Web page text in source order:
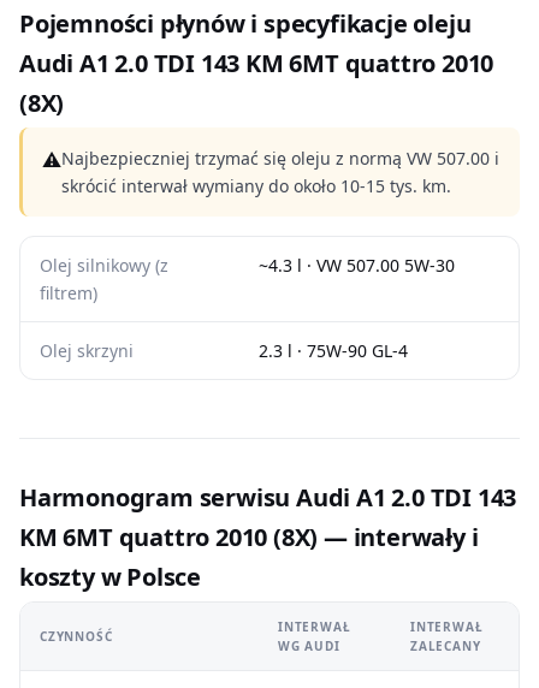
Pojemności płynów i specyfikacje oleju
Audi A1 2.0 TDI 143 KM 6MT quattro 2010
(8X)
⚠Najbezpieczniej trzymać się oleju z normą VW 507.00 i
skrócić interwał wymiany do około 10-15 tys. km.
Olej silnikowy (z
filtrem)
~4.3 l · VW 507.00 5W-30
Olej skrzyni 2.3 l · 75W-90 GL-4
Harmonogram serwisu Audi A1 2.0 TDI 143
KM 6MT quattro 2010 (8X) — interwały i
koszty w Polsce
CZYNNOŚĆ
INTERWAŁ
WG AUDI
INTERWAŁ
ZALECANY